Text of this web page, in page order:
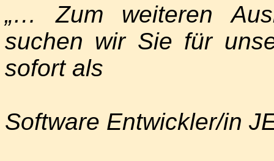
„… Zum weiteren
suchen wir Sie für
sofort als
Software Entwickler/in